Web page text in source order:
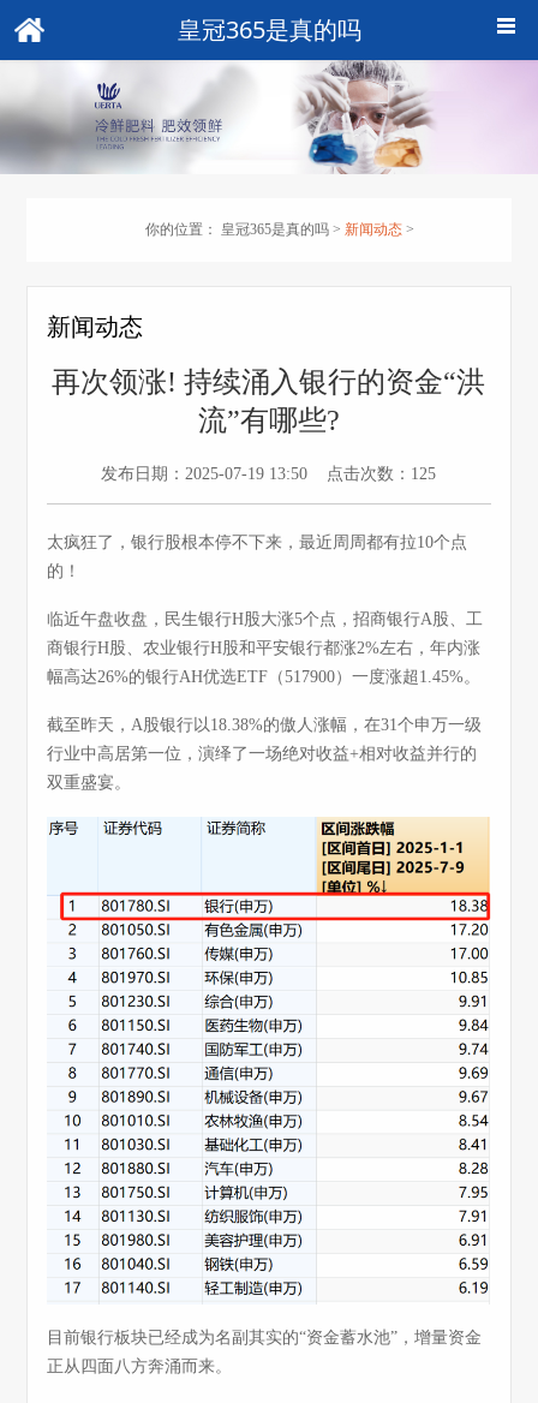
皇冠365是真的吗
你的位置： 皇冠365是真的吗 > 新闻动态 >
新闻动态
再次领涨! 持续涌入银行的资金“洪
流”有哪些?
发布日期：2025-07-19 13:50 点击次数：125
太疯狂了，银行股根本停不下来，最近周周都有拉10个点
的！
临近午盘收盘，民生银行H股大涨5个点，招商银行A股、工
商银行H股、农业银行H股和平安银行都涨2%左右，年内涨
幅高达26%的银行AH优选ETF（517900）一度涨超1.45%。
截至昨天，A股银行以18.38%的傲人涨幅，在31个申万一级
行业中高居第一位，演绎了一场绝对收益+相对收益并行的
双重盛宴。
目前银行板块已经成为名副其实的“资金蓄水池”，增量资金
正从四面八方奔涌而来。